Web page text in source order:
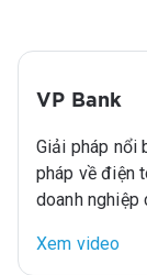
VP Bank
Giải pháp nổi
pháp về điện
doanh nghiệp
Xem video